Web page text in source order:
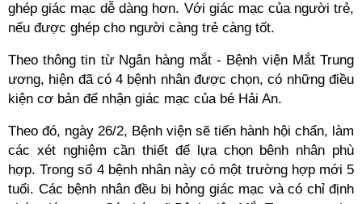
ghép giác mạc dễ dàng hơn. Với giác mạc của người trẻ,
nếu được ghép cho người càng trẻ càng tốt.
Theo thông tin từ Ngân hàng mắt - Bệnh viện Mắt Trung
ương, hiện đã có 4 bệnh nhân được chọn, có những điều
kiện cơ bản để nhận giác mạc của bé Hải An.
Theo đó, ngày 26/2, Bệnh viện sẽ tiến hành hội chẩn, làm
các xét nghiệm cần thiết để lựa chọn bênh nhân phù
hợp. Trong số 4 bệnh nhân này có một trường hợp mới 5
tuổi. Các bệnh nhân đều bị hỏng giác mạc và có chỉ định